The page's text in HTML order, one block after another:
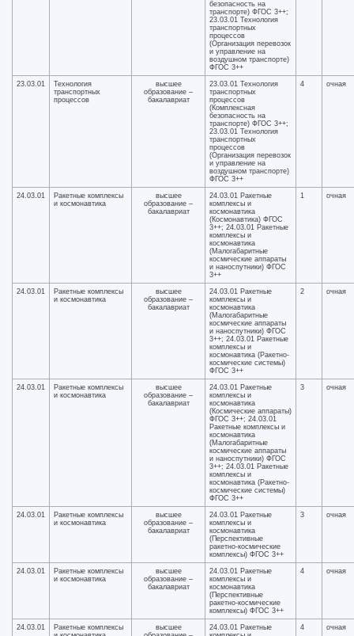
безопасность на
транспорте) ФГОС 3++;
23.03.01 Технология
транспортных
процессов
(Организация перевозок
и управление на
воздушном транспорте)
ФГОС 3++
23.03.01
Технология
транспортных
процессов
высшее
образование –
бакалавриат
23.03.01 Технология
транспортных
процессов
(Комплексная
безопасность на
транспорте) ФГОС 3++;
23.03.01 Технология
транспортных
процессов
(Организация перевозок
и управление на
воздушном транспорте)
ФГОС 3++
4 очная
24.03.01
Ракетные комплексы
и космонавтика
высшее
образование –
бакалавриат
24.03.01 Ракетные
комплексы и
космонавтика
(Космонавтика) ФГОС
3++; 24.03.01 Ракетные
комплексы и
космонавтика
(Малогабаритные
космические аппараты
и наноспутники) ФГОС
3++
1 очная
24.03.01
Ракетные комплексы
и космонавтика
высшее
образование –
бакалавриат
24.03.01 Ракетные
комплексы и
космонавтика
(Малогабаритные
космические аппараты
и наноспутники) ФГОС
3++; 24.03.01 Ракетные
комплексы и
космонавтика (Ракетно-
космические системы)
ФГОС 3++
2 очная
24.03.01
Ракетные комплексы
и космонавтика
высшее
образование –
бакалавриат
24.03.01 Ракетные
комплексы и
космонавтика
(Космические аппараты)
ФГОС 3++; 24.03.01
Ракетные комплексы и
космонавтика
(Малогабаритные
космические аппараты
и наноспутники) ФГОС
3++; 24.03.01 Ракетные
комплексы и
космонавтика (Ракетно-
космические системы)
ФГОС 3++
3 очная
24.03.01
Ракетные комплексы
и космонавтика
высшее
образование –
бакалавриат
24.03.01 Ракетные
комплексы и
космонавтика
(Перспективные
ракетно-космические
комплексы) ФГОС 3++
3 очная
24.03.01
Ракетные комплексы
и космонавтика
высшее
образование –
бакалавриат
24.03.01 Ракетные
комплексы и
космонавтика
(Перспективные
ракетно-космические
комплексы) ФГОС 3++
4 очная
24.03.01
Ракетные комплексы
высшее
24.03.01 Ракетные
4 очная